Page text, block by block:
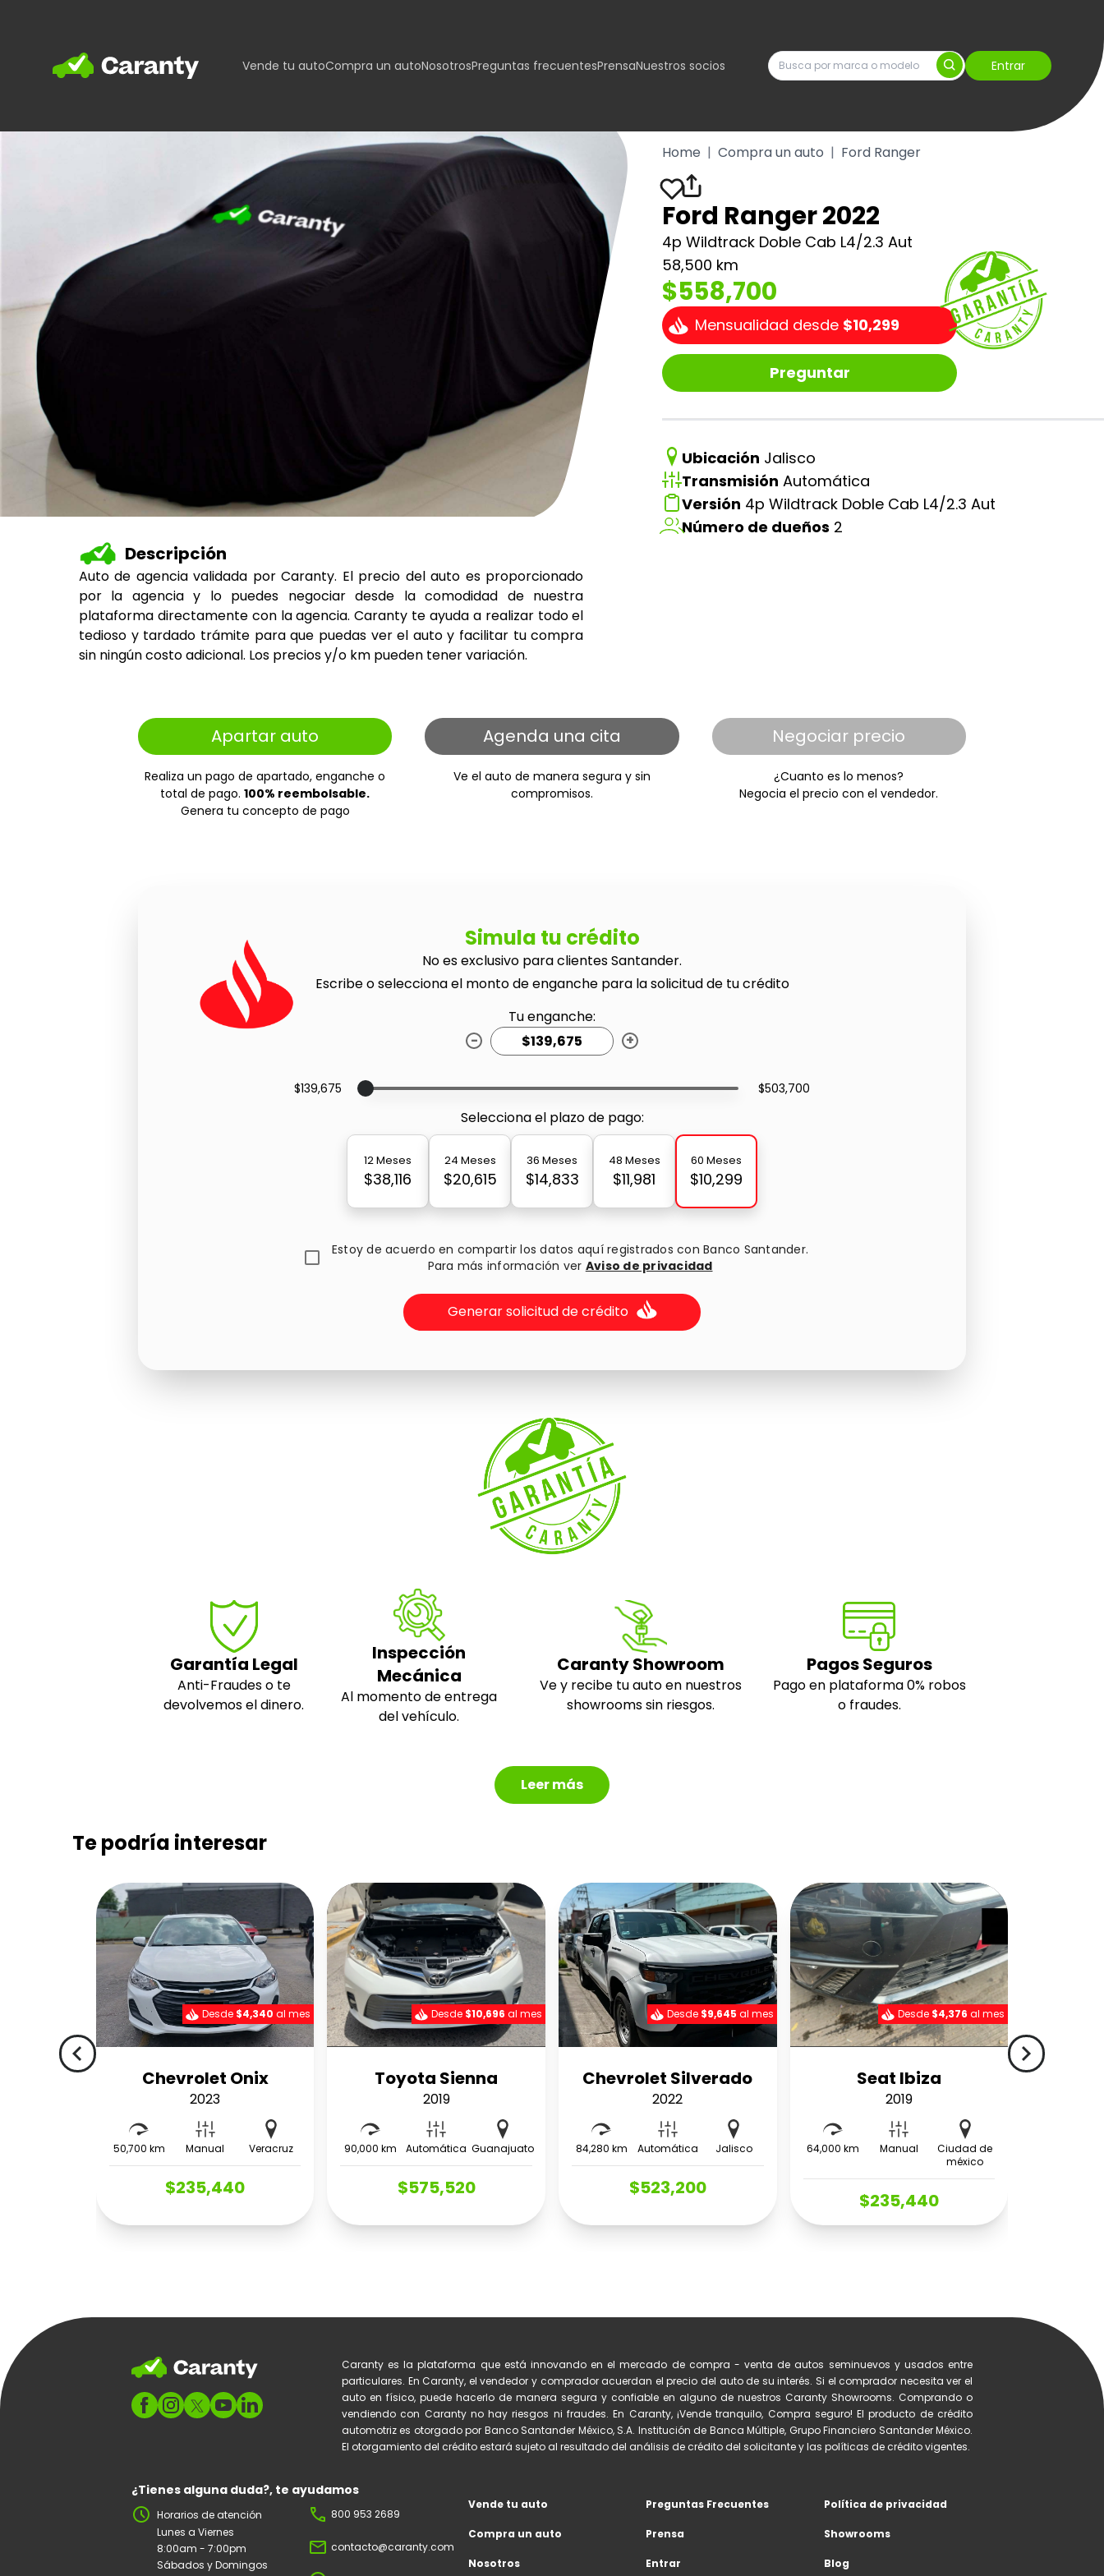
Home Vende tu autoCompra un autoNosotrosPreguntas frecuentesPrensaNuestros socios Entrar
Descripción
Auto de agencia validada por Caranty. El precio del auto es proporcionado
por la agencia y lo puedes negociar desde la comodidad de nuestra
plataforma directamente con la agencia. Caranty te ayuda a realizar todo el
tedioso y tardado trámite para que puedas ver el auto y facilitar tu compra
sin ningún costo adicional. Los precios y/o km pueden tener variación.
Home | Compra un auto | Ford Ranger
Ford Ranger 2022
4p Wildtrack Doble Cab L4/2.3 Aut
58,500 km
$558,700
Mensualidad desde $10,299
Preguntar
Ubicación Jalisco
Transmisión Automática
Versión 4p Wildtrack Doble Cab L4/2.3 Aut
Número de dueños 2
Apartar auto
Realiza un pago de apartado, enganche o
total de pago.100% reembolsable.
Genera tu concepto de pago
Agenda una cita
Ve el auto de manera segura y sin
compromisos.
Negociar precio
¿Cuanto es lo menos?
Negocia el precio con el vendedor.
Simula tu crédito
No es exclusivo para clientes Santander.
Escribe o selecciona el monto de enganche para la solicitud de tu crédito
Tu enganche:
-
+
$139,675 $503,700
Selecciona el plazo de pago:
12 Meses
$38,116
24 Meses
$20,615
36 Meses
$14,833
48 Meses
$11,981
60 Meses
$10,299
Estoy de acuerdo en compartir los datos aquí registrados con Banco Santander.
Para más información ver Aviso de privacidad
Generar solicitud de crédito
Garantía Legal
Anti-Fraudes o te
devolvemos el dinero.
Inspección
Mecánica
Al momento de entrega
del vehículo.
Caranty Showroom
Ve y recibe tu auto en nuestros
showrooms sin riesgos.
Pagos Seguros
Pago en plataforma 0% robos
o fraudes.
Leer más
Te podría interesar
navigate_before
Desde $4,340 al mes
Chevrolet Onix
2023
50,700 km Manual Veracruz
$235,440
Desde $10,696 al mes
Toyota Sienna
2019
90,000 km Automática Guanajuato
$575,520
Desde $9,645 al mes
Chevrolet Silverado
2022
84,280 km Automática Jalisco
$523,200
Desde $4,376 al mes
Seat Ibiza
2019
64,000 km Manual
Ciudad de
méxico
$235,440
navigate_next
Caranty es la plataforma que está innovando en el mercado de compra - venta de autos seminuevos y usados entre
particulares. En Caranty, el vendedor y comprador acuerdan el precio del auto de su interés. Si el comprador necesita ver el
auto en físico, puede hacerlo de manera segura y confiable en alguno de nuestros Caranty Showrooms. Comprando o
vendiendo con Caranty no hay riesgos ni fraudes. En Caranty, ¡Vende tranquilo, Compra seguro! El producto de crédito
automotriz es otorgado por Banco Santander México, S.A. Institución de Banca Múltiple, Grupo Financiero Santander México.
El otorgamiento del crédito estará sujeto al resultado del análisis de crédito del solicitante y las políticas de crédito vigentes.
¿Tienes alguna duda?, te ayudamos
schedule Horarios de atención
Lunes a Viernes
8:00am - 7:00pm
Sábados y Domingos
phone 800 953 2689
mail_outline contacto@caranty.com
Vende tu auto Preguntas Frecuentes Política de privacidad
Compra un auto Prensa Showrooms
Nosotros Entrar Blog